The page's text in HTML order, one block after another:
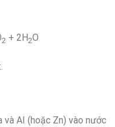
2 + 2H­2O
và Al (hoặc Zn) vào nước